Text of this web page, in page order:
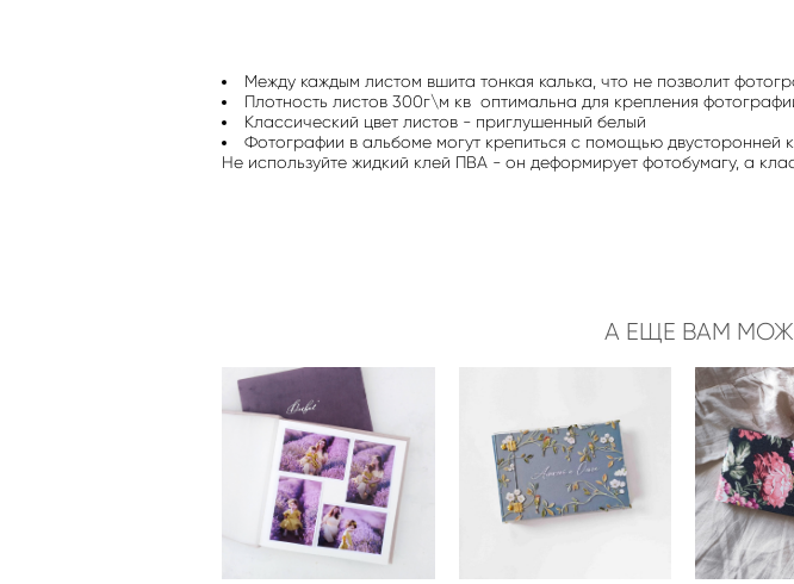
Между каждым листом вшита тонкая калька, что не позволит
Плотность листов 300г\м кв оптимальна для крепления
Классический цвет листов - приглушенный белый
Фотографии в альбоме могут крепиться с помощью двусторонней
Не используйте жидкий клей ПВА - он деформирует фотобумагу, а
А ЕЩЕ ВАМ